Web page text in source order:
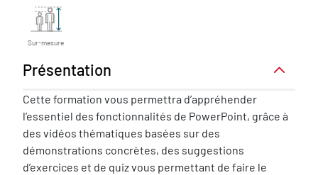
Sur-mesure
Présentation
Présentation
Cette formation vous permettra d’appréhender
l’essentiel des fonctionnalités de PowerPoint, grâce à
des vidéos thématiques basées sur des
démonstrations concrètes, des suggestions
d’exercices et de quiz vous permettant de faire le